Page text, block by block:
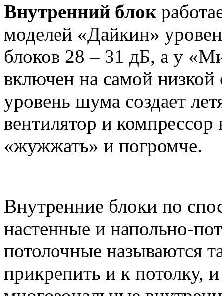
Внутренний блок
моделей «Дайкин»
блоков 28 – 31 дБ, а у
включен на самой
уровень шума создает
вентилятор и
«жужжать» и погромче.
Внутренние блоки по
настенные и напольно-
потолочные называются
прикрепить и к потолку,